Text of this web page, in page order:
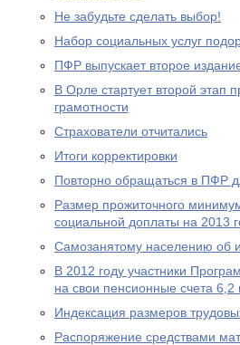
Не забудьте сделать выбор!
Набор социальных услуг
ПФР выпускает второе
В Орле стартует второй
грамотности
Страхователи отчитались
Итоги корректировки
Повторно обращаться в ПФР
Размер прожиточного
социальной доплаты на 2013
Самозанятому населению об
В 2012 году участники
на свои пенсионные счета 6,2
Индексация размеров
Распоряжение средствами